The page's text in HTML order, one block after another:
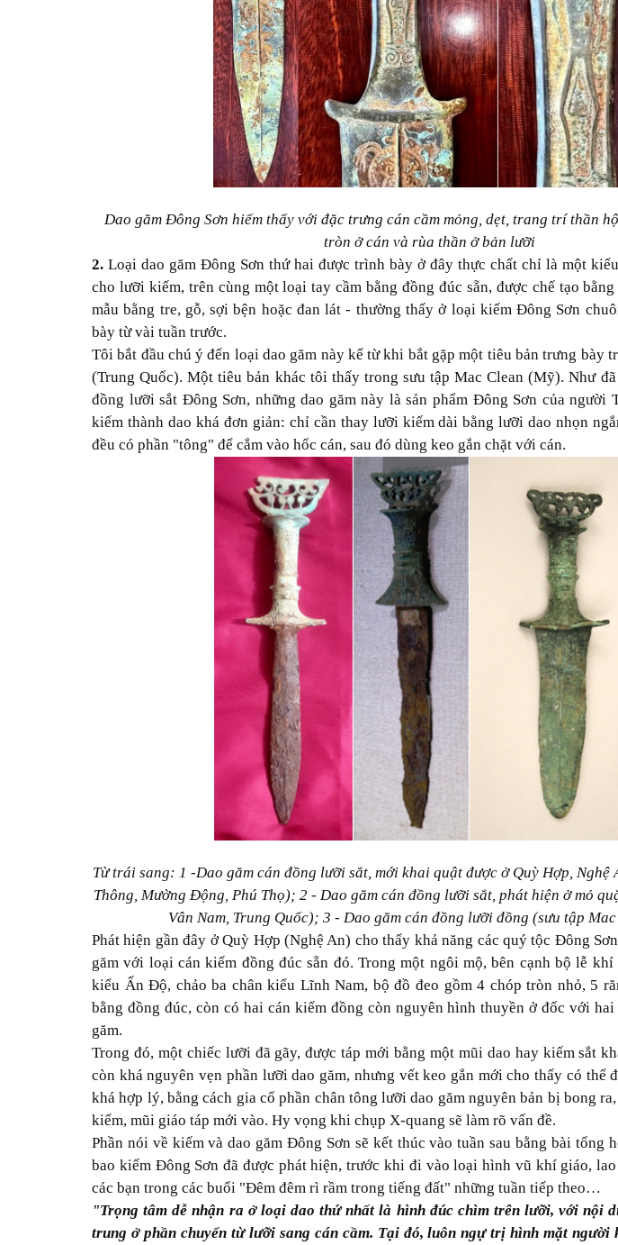
Dao găm Đông Sơn hiếm thấy với đặc trưng cán cầm mỏng, dẹt, trang trí thần
tròn ở cán và rùa thần ở bản lưỡi
2. Loại dao găm Đông Sơn thứ hai được trình bày ở đây thực chất chỉ là một
cho lưỡi kiếm, trên cùng một loại tay cầm bằng đồng đúc sẵn, được chế tạo
mẫu bằng tre, gỗ, sợi bện hoặc đan lát - thường thấy ở loại kiếm Đông Sơn
bày từ vài tuần trước.
Tôi bắt đầu chú ý đến loại dao găm này kể từ khi bắt gặp một tiêu bản trưng bày
(Trung Quốc). Một tiêu bản khác tôi thấy trong sưu tập Mac Clean (Mỹ). Như
đồng lưỡi sắt Đông Sơn, những dao găm này là sản phẩm Đông Sơn của người
kiếm thành dao khá đơn giản: chỉ cần thay lưỡi kiếm dài bằng lưỡi dao nhọn
đều có phần "tông" để cắm vào hốc cán, sau đó dùng keo gắn chặt với cán.
Từ trái sang: 1 -Dao găm cán đồng lưỡi sắt, mới khai quật được ở Quỳ Hợp, Nghệ
Thông, Mường Động, Phú Thọ); 2 - Dao găm cán đồng lưỡi sắt, phát hiện ở mỏ
Vân Nam, Trung Quốc); 3 - Dao găm cán đồng lưỡi đồng (sưu tập
Phát hiện gần đây ở Quỳ Hợp (Nghệ An) cho thấy khả năng các quý tộc Đông
găm với loại cán kiếm đồng đúc sẵn đó. Trong một ngôi mộ, bên cạnh bộ lễ khí
kiểu Ấn Độ, chảo ba chân kiểu Lĩnh Nam, bộ đồ đeo gồm 4 chóp tròn nhỏ, 5
bằng đồng đúc, còn có hai cán kiếm đồng còn nguyên hình thuyền ở đốc với
găm.
Trong đó, một chiếc lưỡi đã gãy, được táp mới bằng một mũi dao hay kiếm sắt
còn khá nguyên vẹn phần lưỡi dao găm, nhưng vết keo gắn mới cho thấy có thể
khá hợp lý, bằng cách gia cố phần chân tông lưỡi dao găm nguyên bản bị bong
kiếm, mũi giáo táp mới vào. Hy vọng khi chụp X-quang sẽ làm rõ vấn đề.
Phần nói về kiếm và dao găm Đông Sơn sẽ kết thúc vào tuần sau bằng bài tổng
bao kiếm Đông Sơn đã được phát hiện, trước khi đi vào loại hình vũ khí giáo,
các bạn trong các buổi "Đêm đêm rì rầm trong tiếng đất" những tuần tiếp theo…
"Trọng tâm dễ nhận ra ở loại dao thứ nhất là hình đúc chìm trên lưỡi, với nội
trung ở phần chuyển từ lưỡi sang cán cầm. Tại đó, luôn ngự trị hình mặt người